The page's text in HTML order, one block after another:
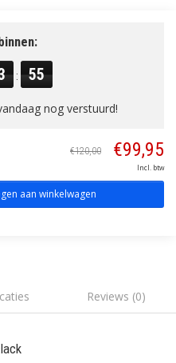
: 55
nog verstuurd!
€120,00 €99,95
Incl. btw
aan winkelwagen
Reviews (0)